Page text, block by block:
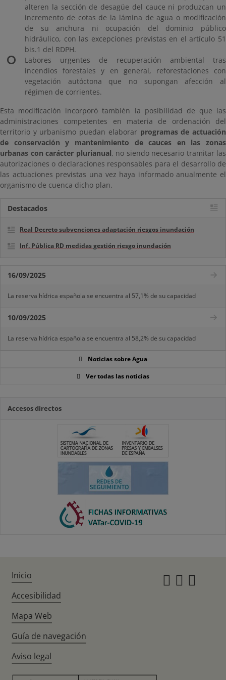
alteren la sección de desagüe del cauce ni produzcan un
incremento de cotas de la lámina de agua o modificación
de su anchura ni ocupación del dominio público
hidráulico, con las excepciones previstas en el artículo 51
bis.1 del RDPH.
Labores urgentes de recuperación ambiental tras
incendios forestales y en general, reforestaciones con
vegetación autóctona que no supongan afección al
régimen de corrientes.
Esta modificación incorporó también la posibilidad de que las
administraciones competentes en materia de ordenación del
territorio y urbanismo puedan elaborar programas de actuación
de conservación y mantenimiento de cauces en las zonas
urbanas con carácter plurianual, no siendo necesario tramitar las
autorizaciones o declaraciones responsables para el desarrollo de
las actuaciones previstas una vez haya informado anualmente el
organismo de cuenca dicho plan.
Destacados
Real Decreto subvenciones adaptación riesgos inundación
Inf. Pública RD medidas gestión riesgo inundación
16/09/2025
La reserva hídrica española se encuentra al 57,1% de su capacidad
10/09/2025
La reserva hídrica española se encuentra al 58,2% de su capacidad
Noticias sobre Agua
Ver todas las noticias
Accesos directos
Inicio
Accesibilidad
Mapa Web
Guía de navegación
Aviso legal